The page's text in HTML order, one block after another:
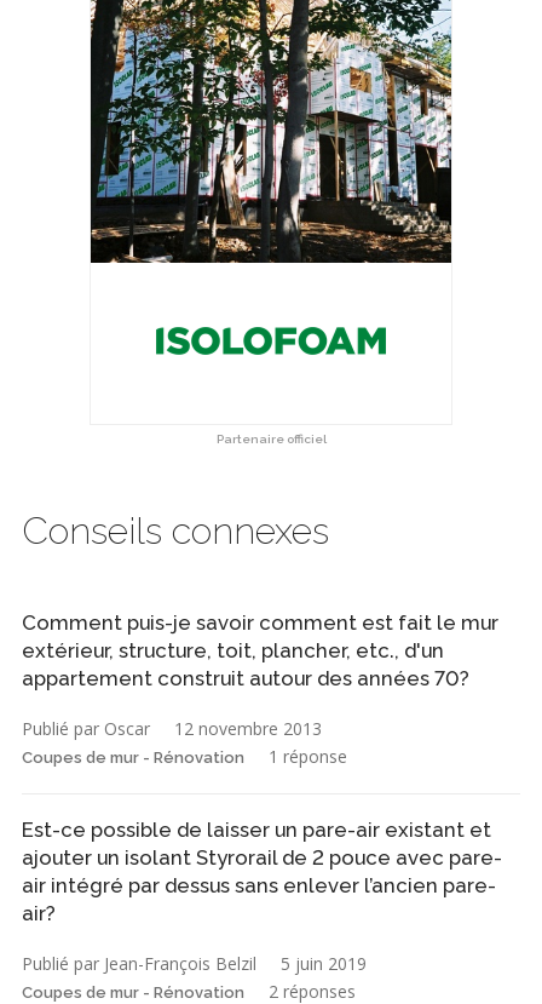
Partenaire officiel
Conseils connexes
Comment puis-je savoir comment est fait le mur
extérieur, structure, toit, plancher, etc., d'un
appartement construit autour des années 70?
Publié par Oscar 12 novembre 2013
Coupes de mur - Rénovation 1 réponse
Est-ce possible de laisser un pare-air existant et
ajouter un isolant Styrorail de 2 pouce avec pare-
air intégré par dessus sans enlever l’ancien pare-
air?
Publié par Jean-François Belzil 5 juin 2019
Coupes de mur - Rénovation 2 réponses